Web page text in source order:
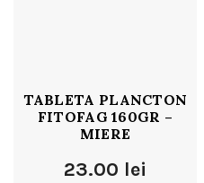
TABLETA PLANCTON
FITOFAG 160GR –
MIERE
23.00 lei